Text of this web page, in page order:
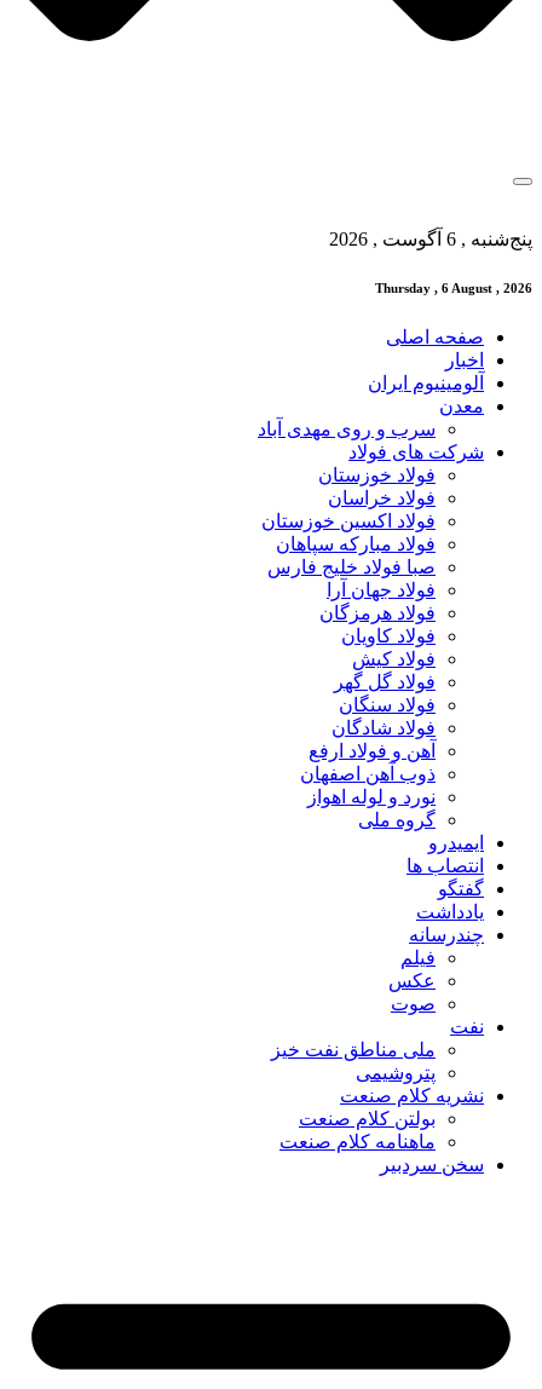
پنج‌شنبه , 6 آگوست , 2026
Thursday , 6 August , 2026
صفحه اصلی
اخبار
آلومینیوم ایران
معدن
سرب و روی مهدی آباد
شرکت های فولاد
فولاد خوزستان
فولاد خراسان
فولاد اکسین خوزستان
فولاد مبارکه سپاهان
صبا فولاد خلیج فارس
فولاد جهان آرا
فولاد هرمزگان
فولاد کاویان
فولاد کیش
فولاد گل گهر
فولاد سنگان
فولاد شادگان
آهن و فولاد ارفع
ذوب آهن اصفهان
نورد و لوله اهواز
گروه ملی
ایمیدرو
انتصاب ها
گفتگو
یادداشت
چندرسانه
فیلم
عکس
صوت
نفت
ملی مناطق نفت خیز
پتروشیمی
نشریه کلام صنعت
بولتن کلام صنعت
ماهنامه کلام صنعت
سخن سردبیر